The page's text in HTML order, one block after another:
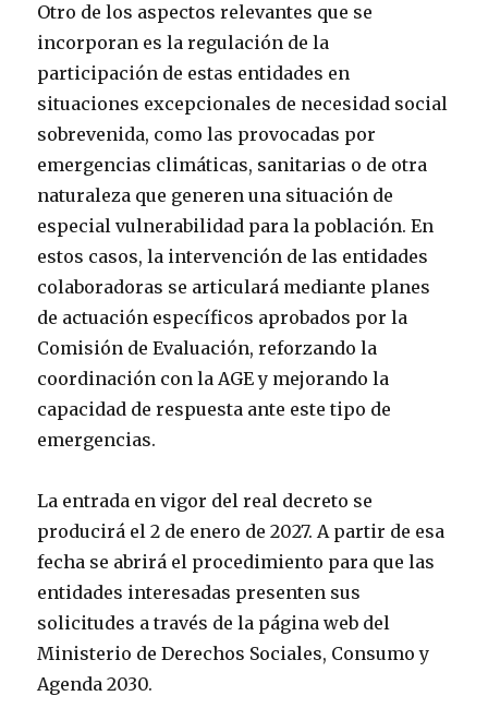
Otro de los aspectos relevantes que se
incorporan es la regulación de la
participación de estas entidades en
situaciones excepcionales de necesidad social
sobrevenida, como las provocadas por
emergencias climáticas, sanitarias o de otra
naturaleza que generen una situación de
especial vulnerabilidad para la población. En
estos casos, la intervención de las entidades
colaboradoras se articulará mediante planes
de actuación específicos aprobados por la
Comisión de Evaluación, reforzando la
coordinación con la AGE y mejorando la
capacidad de respuesta ante este tipo de
emergencias.
La entrada en vigor del real decreto se
producirá el 2 de enero de 2027. A partir de esa
fecha se abrirá el procedimiento para que las
entidades interesadas presenten sus
solicitudes a través de la página web del
Ministerio de Derechos Sociales, Consumo y
Agenda 2030.